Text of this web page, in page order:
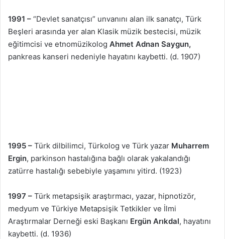
1991 – “Devlet sanatçısı” unvanını alan ilk sanatçı, Türk
Beşleri arasında yer alan Klasik müzik bestecisi, müzik
eğitimcisi ve etnomüzikolog Ahmet Adnan Saygun,
pankreas kanseri nedeniyle hayatını kaybetti. (d. 1907)
1995 – Türk dilbilimci, Türkolog ve Türk yazar Muharrem
Ergin, parkinson hastalığına bağlı olarak yakalandığı
zatürre hastalığı sebebiyle yaşamını yitird. (1923)
1997 – Türk metapsişik araştırmacı, yazar, hipnotizör,
medyum ve Türkiye Metapsişik Tetkikler ve İlmi
Araştırmalar Derneği eski Başkanı Ergün Arıkdal, hayatını
kaybetti. (d. 1936)